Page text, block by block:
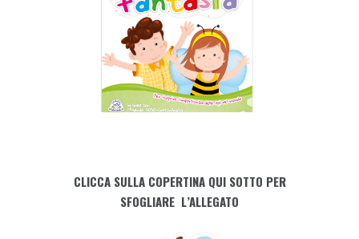
CLICCA SULLA COPERTINA QUI SOTTO PER
SFOGLIARE L’ALLEGATO